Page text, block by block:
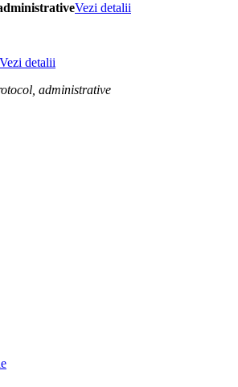
Vezi detalii
Vezi detalii
administrative